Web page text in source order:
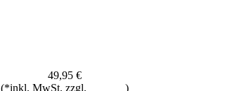
49,95 €
(*inkl. MwSt. zzgl.
)